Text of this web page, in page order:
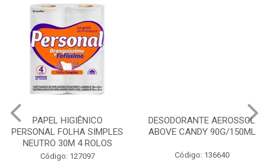
PAPEL HIGIÊNICO
PERSONAL FOLHA SIMPLES
NEUTRO 30M 4 ROLOS
Código: 127097
DESODORANTE AEROSSOL
ABOVE CANDY 90G/150ML
Código: 136640